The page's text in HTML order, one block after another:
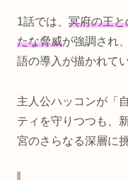
1話では、 冥府の王
たな脅威が強調され
語の導入が描かれて
主人公ハッコンが「
ティを守りつつも、
宮のさらなる深層に